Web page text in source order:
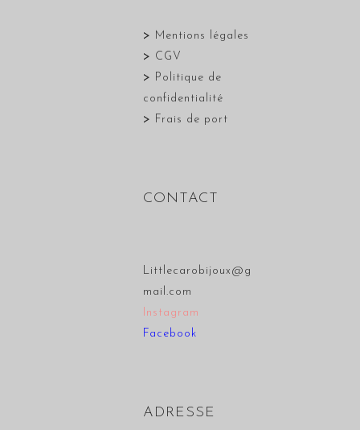
> Mentions légales
> CGV
> Politique de
confidentialité
> Frais de port
CONTACT
Littlecarobijoux@g
mail.com
Instagram
Facebook
ADRESSE